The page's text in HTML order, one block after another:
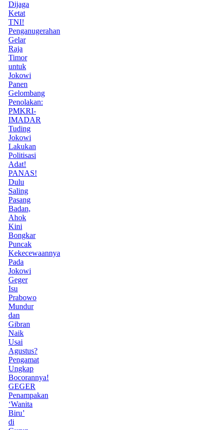
Dijaga
Ketat
TNI!
Penganugerahan
Gelar
Raja
Timor
untuk
Jokowi
Panen
Gelombang
Penolakan:
PMKRI-
IMADAR
Tuding
Jokowi
Lakukan
Politisasi
Adat!
PANAS!
Dulu
Saling
Pasang
Badan,
Ahok
Kini
Bongkar
Puncak
Kekecewaannya
Pada
Jokowi
Geger
Isu
Prabowo
Mundur
dan
Gibran
Naik
Usai
Agustus?
Pengamat
Ungkap
Bocorannya!
GEGER
Penampakan
‘Wanita
Biru’
di